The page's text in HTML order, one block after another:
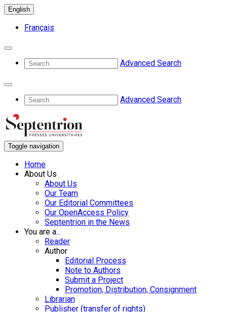
English
Français
Advanced Search
Advanced Search
Toggle navigation
Home
About Us
About Us
Our Team
Our Editorial Committees
Our OpenAccess Policy
Septentrion in the News
You are a...
Reader
Author
Editorial Process
Note to Authors
Submit a Project
Promotion, Distribution, Consignment
Librarian
Publisher (transfer of rights)